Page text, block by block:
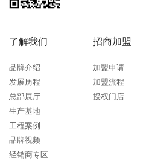
了解我们
品牌介绍
发展历程
总部展厅
生产基地
工程案例
品牌视频
经销商专区
招商加盟
加盟申请
加盟流程
授权门店